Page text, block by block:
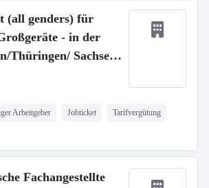
(all genders) für
- in der
Thüringen/ Sachsen-
Arbeitgeber Jobticket Tarifvergütung
Fachangestellte